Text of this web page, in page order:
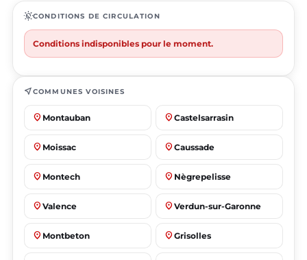
routineCONDITIONS DE CIRCULATION
Conditions indisponibles pour le moment.
near_meCOMMUNES VOISINES
place Montauban place Castelsarrasin
place Moissac place Caussade
place Montech place Nègrepelisse
place Valence place Verdun-sur-Garonne
place Montbeton place Grisolles